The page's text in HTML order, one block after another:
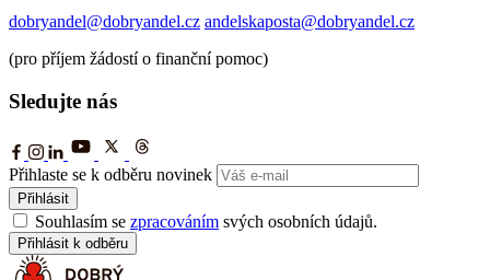
dobryandel@dobryandel.cz andelskaposta@dobryandel.cz
(pro příjem žádostí o finanční pomoc)
Sledujte nás
Přihlaste se k odběru novinek
Přihlásit
Souhlasím se zpracováním svých osobních údajů.
Přihlásit k odběru